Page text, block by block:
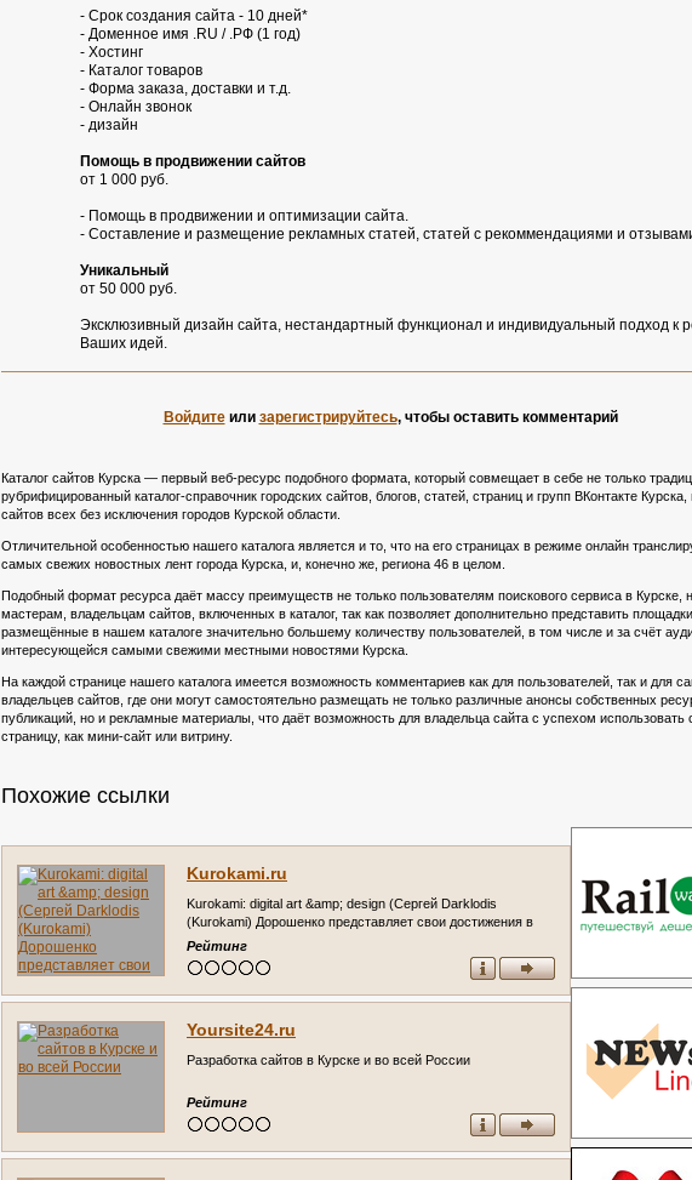
- Срок создания сайта - 10 дней*
- Доменное имя .RU / .РФ (1 год)
- Хостинг
- Каталог товаров
- Форма заказа, доставки и т.д.
- Онлайн звонок
- дизайн
Помощь в продвижении сайтов
от 1 000 руб.
- Помощь в продвижении и оптимизации сайта.
- Составление и размещение рекламных статей, статей с рекоммендациями и
Уникальный
от 50 000 руб.
Эксклюзивный дизайн сайта, нестандартный функционал и индивидуальный подход к
Ваших идей.
Войдитеили зарегистрируйтесь, чтобы оставить комментарий
Каталог сайтов Курска — первый веб-ресурс подобного формата, который совмещает в себе не только
рубрифицированный каталог-справочник городских сайтов, блогов, статей, страниц и групп ВКонтакте Курска,
сайтов всех без исключения городов Курской области.
Отличительной особенностью нашего каталога является и то, что на его страницах в режиме онлайн
самых свежих новостных лент города Курска, и, конечно же, региона 46 в целом.
Подобный формат ресурса даёт массу преимуществ не только пользователям поискового сервиса в Курске,
мастерам, владельцам сайтов, включенных в каталог, так как позволяет дополнительно представить площадки,
размещённые в нашем каталоге значительно большему количеству пользователей, в том числе и за счёт
интересующейся самыми свежими местными новостями Курска.
На каждой странице нашего каталога имеется возможность комментариев как для пользователей, так и для
владельцев сайтов, где они могут самостоятельно размещать не только различные анонсы собственных
публикаций, но и рекламные материалы, что даёт возможность для владельца сайта с успехом использовать
страницу, как мини-сайт или витрину.
Похожие ссылки
Kurokami.ru
Kurokami: digital art &amp; design (Сергей Darklodis
(Kurokami) Дорошенко представляет свои достижения в
области цифрового искусства) Личный сайт Сергея
Дорошенко (Курск)
Рейтинг
Yoursite24.ru
Разработка сайтов в Курске и во всей России
Рейтинг